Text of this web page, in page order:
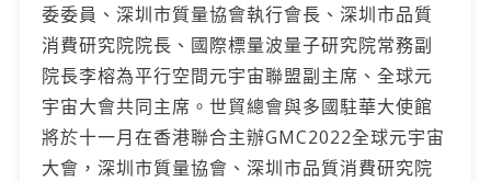
委委員、深圳市質量協會執行會長、深圳市品質
消費研究院院長、國際標量波量子研究院常務副
院長李榕為平行空間元宇宙聯盟副主席、全球元
宇宙大會共同主席。世貿總會與多國駐華大使館
將於十一月在香港聯合主辦GMC2022全球元宇宙
大會，深圳市質量協會、深圳市品質消費研究院